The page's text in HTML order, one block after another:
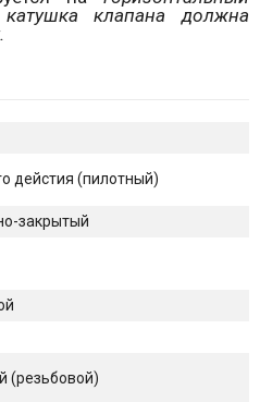
катушка клапана должна
дейстия (пилотный)
закрытый
(резьбовой)